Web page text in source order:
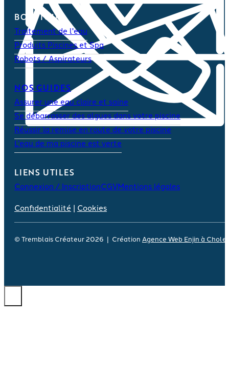
BOUTIQUE
Traitement de l'eau
Produits Piscines et Spa
Robots / Aspirateurs
NOS GUIDES
Assurer une eau claire et saine
Se débarrasser des algues dans votre piscine
Réussir la remise en route de votre piscine
L’eau de ma piscine est verte
LIENS UTILES
Connexion / InscriptionCGVMentions légales
Confidentialité | Cookies
© Tremblais Créateur 2026 | Création Agence Web Enjin à Cholet